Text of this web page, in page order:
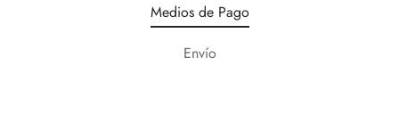
Medios de Pago
Envío